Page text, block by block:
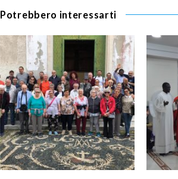
Potrebbero interessarti